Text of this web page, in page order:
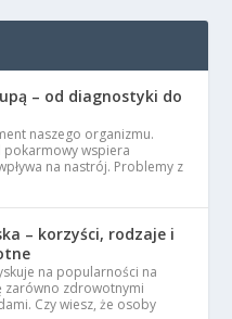
– od diagnostyki do
naszego organizmu.
pokarmowy wspiera
na nastrój. Problemy z
– korzyści, rodzaje i
na popularności na
zarówno zdrowotnymi
Czy wiesz, że osoby